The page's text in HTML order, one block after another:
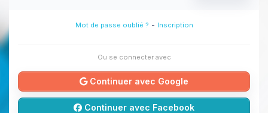
Mot de passe oublié ? - Inscription
Ou se connecter avec
Continuer avec Google
Continuer avec Facebook